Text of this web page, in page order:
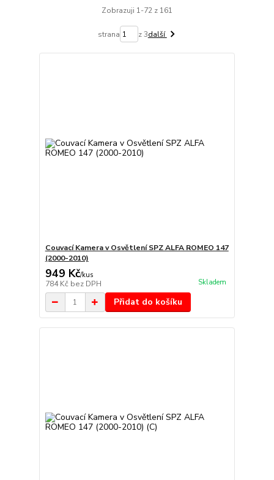
Zobrazuji 1-72 z 161
strana z 3další
Couvací Kamera v Osvětlení SPZ ALFA ROMEO 147
(2000-2010)
949 Kč/kus
784 Kč bez DPH Skladem
Přidat do košíku